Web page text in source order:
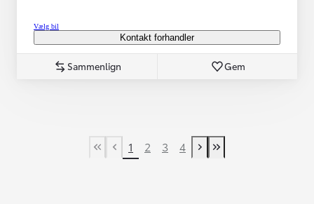
Vælg bil
Kontakt forhandler
Sammenlign Gem
First Page
Tidligere side
1 2 3 4
Næste side
Last Page